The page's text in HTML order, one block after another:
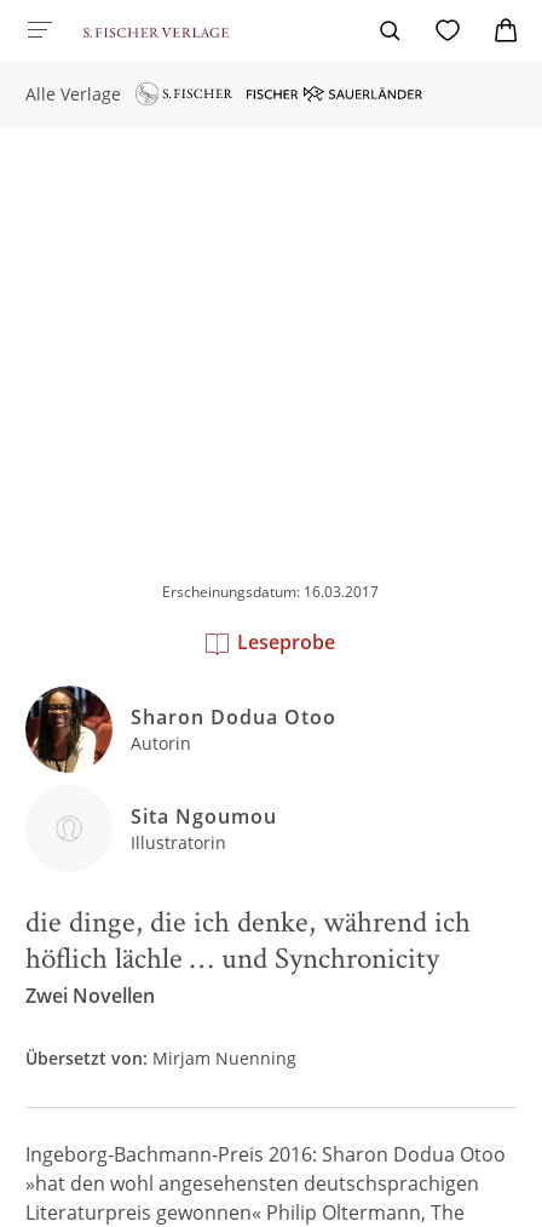
Alle Verlage
Erscheinungsdatum: 16.03.2017
Leseprobe
Sharon Dodua Otoo
Autorin
Sita Ngoumou
Illustratorin
die dinge, die ich denke, während ich
höflich lächle … und Synchronicity
Zwei Novellen
Übersetzt von: Mirjam Nuenning
Ingeborg-Bachmann-Preis 2016: Sharon Dodua Otoo
»hat den wohl angesehensten deutschsprachigen
Literaturpreis gewonnen« Philip Oltermann, The